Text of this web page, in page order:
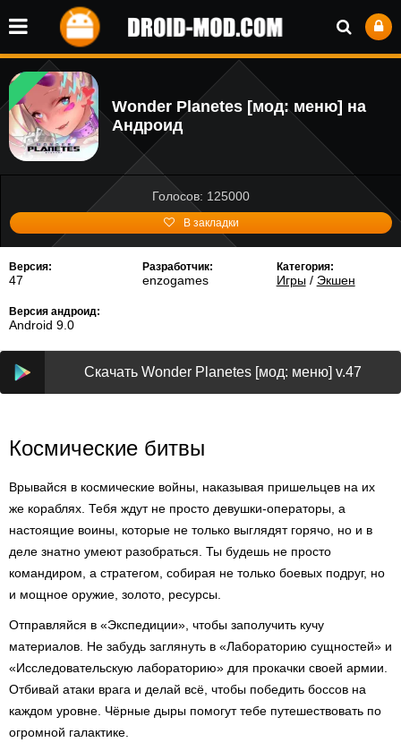
Wonder Planetes [мод: меню] на
Андроид
Голосов: 125000
В закладки
Версия:
47
Разработчик:
enzogames
Категория:
Игры/ Экшен
Версия андроид:
Android 9.0
Скачать Wonder Planetes [мод: меню] v.47
Космические битвы
Врывайся в космические войны, наказывая пришельцев на их
же кораблях. Тебя ждут не просто девушки-операторы, а
настоящие воины, которые не только выглядят горячо, но и в
деле знатно умеют разобраться. Ты будешь не просто
командиром, а стратегом, собирая не только боевых подруг, но
и мощное оружие, золото, ресурсы.
Отправляйся в «Экспедиции», чтобы заполучить кучу
материалов. Не забудь заглянуть в «Лабораторию сущностей» и
«Исследовательскую лабораторию» для прокачки своей армии.
Отбивай атаки врага и делай всё, чтобы победить боссов на
каждом уровне. Чёрные дыры помогут тебе путешествовать по
огромной галактике.